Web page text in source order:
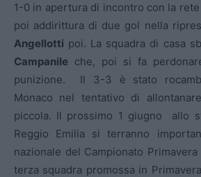
1-0 in apertura di incontro con la
poi addirittura di due gol nella
Angellotti poi. La squadra di casa
Campanile che, poi si fa
punizione. Il 3-3 è stato
Monaco nel tentativo di
piccola. Il prossimo 1 giugno allo
Reggio Emilia si terranno
nazionale del Campionato
terza squadra promossa in